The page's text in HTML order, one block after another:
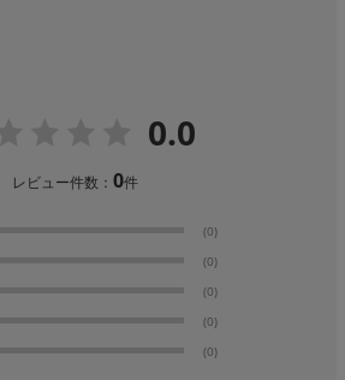
0.0
レビュー件数：0件
(0)
(0)
(0)
(0)
(0)